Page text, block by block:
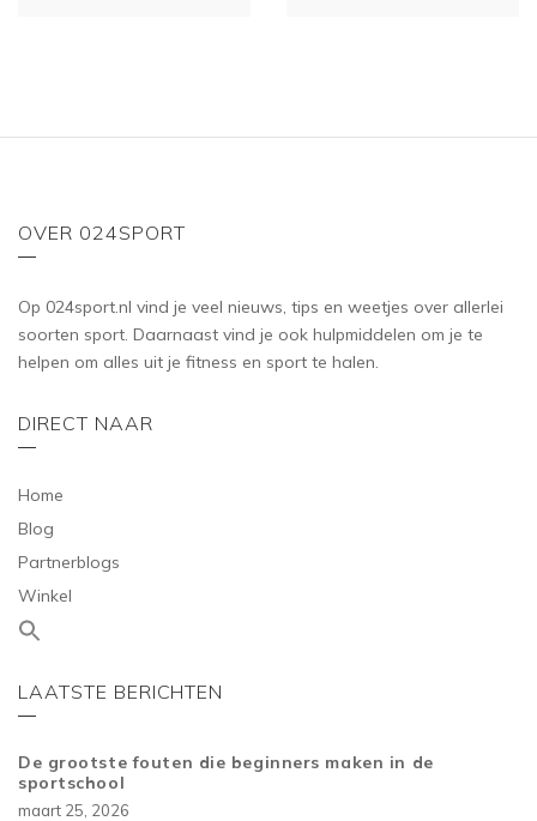
OVER 024SPORT
Op 024sport.nl vind je veel nieuws, tips en weetjes over allerlei
soorten sport. Daarnaast vind je ook hulpmiddelen om je te
helpen om alles uit je fitness en sport te halen.
DIRECT NAAR
Home
Blog
Partnerblogs
Winkel
LAATSTE BERICHTEN
De grootste fouten die beginners maken in de
sportschool
maart 25, 2026